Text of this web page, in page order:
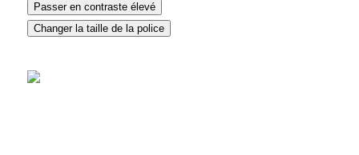
Passer en contraste élevé
Changer la taille de la police